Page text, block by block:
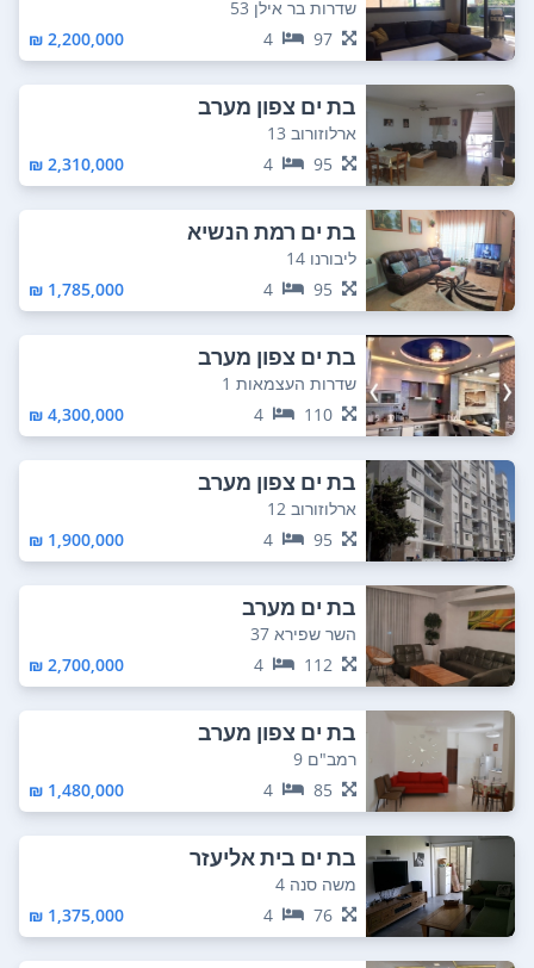
שדרות בר אילן 53
97
4
2,200,000 ₪
בת ים צפון מערב
ארלוזורוב 13
95
4
2,310,000 ₪
בת ים רמת הנשיא
ליבורנו 14
95
4
1,785,000 ₪
בת ים צפון מערב
שדרות העצמאות 1
110
4
4,300,000 ₪
בת ים צפון מערב
ארלוזורוב 12
95
4
1,900,000 ₪
בת ים מערב
השר שפירא 37
112
4
2,700,000 ₪
בת ים צפון מערב
רמב"ם 9
85
4
1,480,000 ₪
בת ים בית אליעזר
משה סנה 4
76
4
1,375,000 ₪